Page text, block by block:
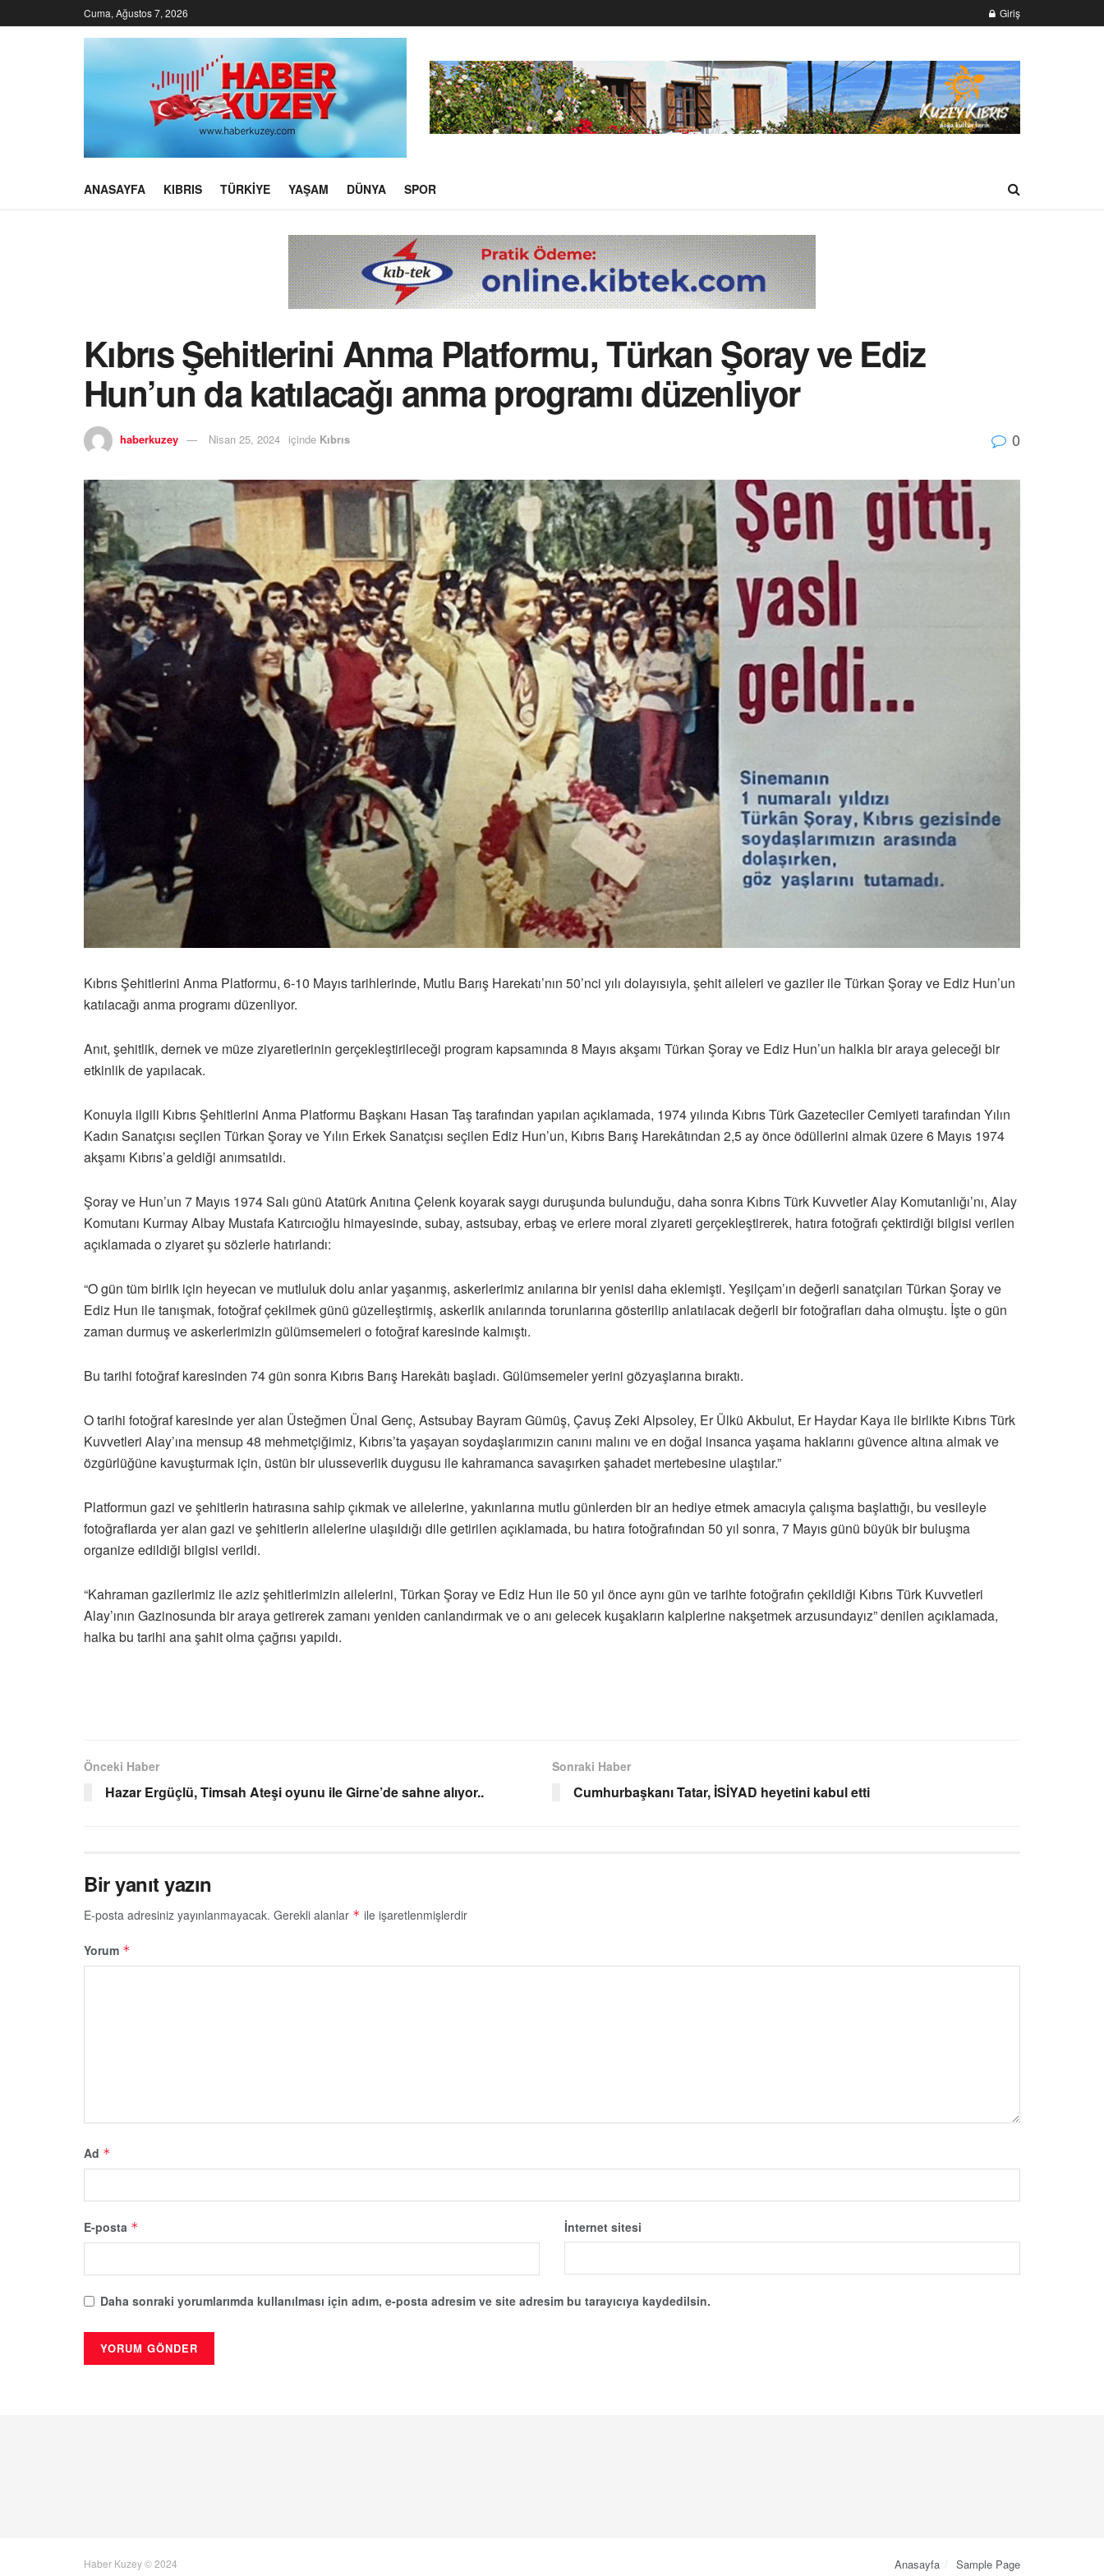
Cuma, Ağustos 7, 2026 Giriş
ANASAYFA KIBRIS TÜRKIYE YAŞAM DÜNYA SPOR
Kıbrıs Şehitlerini Anma Platformu, Türkan Şoray ve Ediz
Hun’un da katılacağı anma programı düzenliyor
haberkuzey Nisan 25, 2024 içinde Kıbrıs 0
Kıbrıs Şehitlerini Anma Platformu, 6-10 Mayıs tarihlerinde, Mutlu Barış Harekatı’nın 50’nci yılı dolayısıyla, şehit aileleri ve gaziler ile Türkan Şoray ve Ediz Hun’un
katılacağı anma programı düzenliyor.
Anıt, şehitlik, dernek ve müze ziyaretlerinin gerçekleştirileceği program kapsamında 8 Mayıs akşamı Türkan Şoray ve Ediz Hun’un halkla bir araya geleceği bir
etkinlik de yapılacak.
Konuyla ilgili Kıbrıs Şehitlerini Anma Platformu Başkanı Hasan Taş tarafından yapılan açıklamada, 1974 yılında Kıbrıs Türk Gazeteciler Cemiyeti tarafından Yılın
Kadın Sanatçısı seçilen Türkan Şoray ve Yılın Erkek Sanatçısı seçilen Ediz Hun’un, Kıbrıs Barış Harekâtından 2,5 ay önce ödüllerini almak üzere 6 Mayıs 1974
akşamı Kıbrıs’a geldiği anımsatıldı.
Şoray ve Hun’un 7 Mayıs 1974 Salı günü Atatürk Anıtına Çelenk koyarak saygı duruşunda bulunduğu, daha sonra Kıbrıs Türk Kuvvetler Alay Komutanlığı’nı, Alay
Komutanı Kurmay Albay Mustafa Katırcıoğlu himayesinde, subay, astsubay, erbaş ve erlere moral ziyareti gerçekleştirerek, hatıra fotoğrafı çektirdiği bilgisi verilen
açıklamada o ziyaret şu sözlerle hatırlandı:
“O gün tüm birlik için heyecan ve mutluluk dolu anlar yaşanmış, askerlerimiz anılarına bir yenisi daha eklemişti. Yeşilçam’ın değerli sanatçıları Türkan Şoray ve
Ediz Hun ile tanışmak, fotoğraf çekilmek günü güzelleştirmiş, askerlik anılarında torunlarına gösterilip anlatılacak değerli bir fotoğrafları daha olmuştu. İşte o gün
zaman durmuş ve askerlerimizin gülümsemeleri o fotoğraf karesinde kalmıştı.
Bu tarihi fotoğraf karesinden 74 gün sonra Kıbrıs Barış Harekâtı başladı. Gülümsemeler yerini gözyaşlarına bıraktı.
O tarihi fotoğraf karesinde yer alan Üsteğmen Ünal Genç, Astsubay Bayram Gümüş, Çavuş Zeki Alpsoley, Er Ülkü Akbulut, Er Haydar Kaya ile birlikte Kıbrıs Türk
Kuvvetleri Alay’ına mensup 48 mehmetçiğimiz, Kıbrıs’ta yaşayan soydaşlarımızın canını malını ve en doğal insanca yaşama haklarını güvence altına almak ve
özgürlüğüne kavuşturmak için, üstün bir ulusseverlik duygusu ile kahramanca savaşırken şahadet mertebesine ulaştılar.”
Platformun gazi ve şehitlerin hatırasına sahip çıkmak ve ailelerine, yakınlarına mutlu günlerden bir an hediye etmek amacıyla çalışma başlattığı, bu vesileyle
fotoğraflarda yer alan gazi ve şehitlerin ailelerine ulaşıldığı dile getirilen açıklamada, bu hatıra fotoğrafından 50 yıl sonra, 7 Mayıs günü büyük bir buluşma
organize edildiği bilgisi verildi.
“Kahraman gazilerimiz ile aziz şehitlerimizin ailelerini, Türkan Şoray ve Ediz Hun ile 50 yıl önce aynı gün ve tarihte fotoğrafın çekildiği Kıbrıs Türk Kuvvetleri
Alay’ının Gazinosunda bir araya getirerek zamanı yeniden canlandırmak ve o anı gelecek kuşakların kalplerine nakşetmek arzusundayız” denilen açıklamada,
halka bu tarihi ana şahit olma çağrısı yapıldı.
Önceki Haber
Hazar Ergüçlü, Timsah Ateşi oyunu ile Girne’de sahne alıyor..
Sonraki Haber
Cumhurbaşkanı Tatar, İSİYAD heyetini kabul etti
Bir yanıt yazın
E-posta adresiniz yayınlanmayacak. Gerekli alanlar * ile işaretlenmişlerdir
Yorum *
Ad *
E-posta * İnternet sitesi
Daha sonraki yorumlarımda kullanılması için adım, e-posta adresim ve site adresim bu tarayıcıya kaydedilsin.
Anasayfa Sample Page
Haber Kuzey © 2024